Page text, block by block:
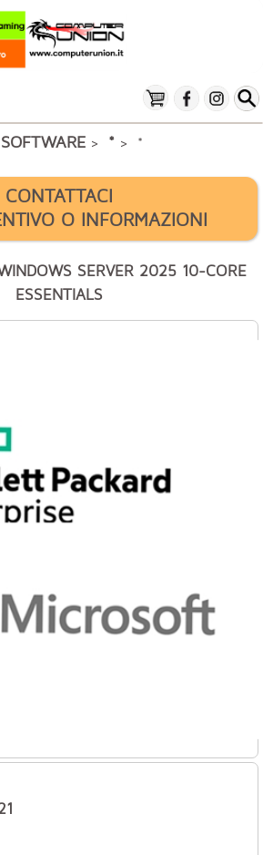
SOFTWARE > * > *
CONTATTACI
O INFORMAZIONI
SERVER 2025 10-CORE
ESSENTIALS